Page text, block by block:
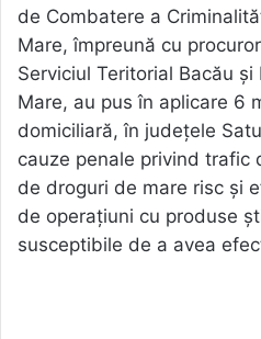
de Combatere a
Mare, împreună cu
Serviciul Teritorial Bacău
Mare, au pus în aplicare 6
domiciliară, în județele
cauze penale privind trafic
de droguri de mare risc și
de operațiuni cu produse
susceptibile de a avea